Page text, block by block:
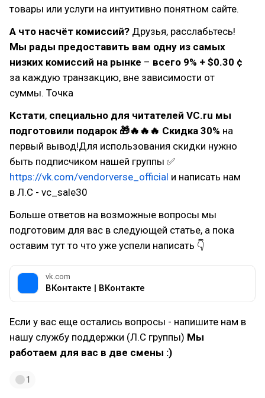
товары или услуги на интуитивно понятном сайте.
А что насчёт комиссий? Друзья, расслабьтесь!
Мы рады предоставить вам одну из самых
низких комиссий на рынке – всего 9% + $0.30 ¢
за каждую транзакцию, вне зависимости от
суммы. Точка
Кстати, специально для читателей VC.ru мы
подготовили подарок 🎁🔥🔥🔥 Скидка 30% на
первый вывод!Для использования скидки нужно
быть подписчиком нашей группы ✅
https://vk.com/vendorverse_official и написать нам
в Л.С - vc_sale30
Больше ответов на возможные вопросы мы
подготовим для вас в следующей статье, а пока
оставим тут то что уже успели написать 👇
vk.com
ВКонтакте | ВКонтакте
Если у вас еще остались вопросы - напишите нам в
нашу службу поддержки (Л.С группы) Мы
работаем для вас в две смены :)
1